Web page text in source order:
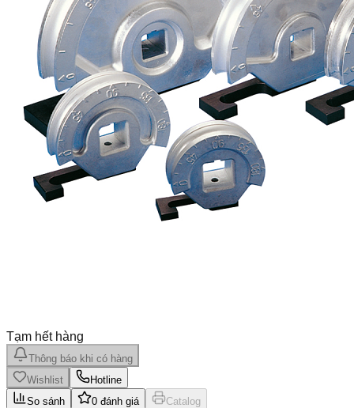
Tạm hết hàng
Thông báo khi có hàng
Wishlist
Hotline
So sánh
0 đánh giá Catalog